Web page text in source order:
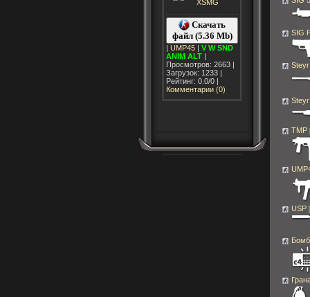
Скачать
файл (5.36 Mb)
| UMP45 | V W SND
ANIM ALT |
Просмотров: 2663 |
Загрузок: 1233 |
Рейтинг: 0.0/0 |
Комментарии (0)
SIG
TMP
USP